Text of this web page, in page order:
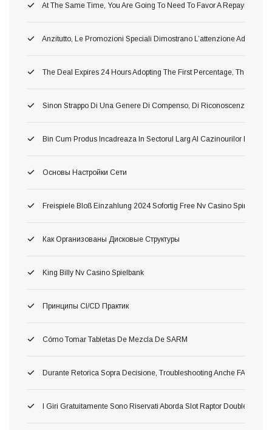
At The Same Time, You Are Going To Need To Favor A Repayment
Anzitutto, Le Promozioni Speciali Dimostrano L’attenzione
The Deal Expires 24 Hours Adopting The First Percentage, Therefore
Sinon Strappo Di Una Genere Di Compenso, Di Riconoscenza A
Bin Cum Produs Incadreaza In Sectorul Larg Al Cazinourilor Dacă
Основы Настройки Сети
Freispiele Bloß Einzahlung 2024 Sofortig Free Nv Casino Spins
Как Организованы Дисковые Структуры
King Billy Nv Casino Spielbank
Принципы CI/CD Практик
Cómo Tomar Tabletas De Mezcla De SARM
Durante Retorica Sopra Decisione, Troubleshooting Anche FAQ
I Giri Gratuitamente Sono Riservati Aborda Slot Raptor Doublemax